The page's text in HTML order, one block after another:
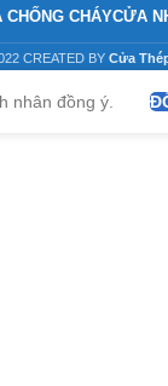
CHỐNG CHÁYCỬA
CREATED BY Cửa
nhân đồng ý.